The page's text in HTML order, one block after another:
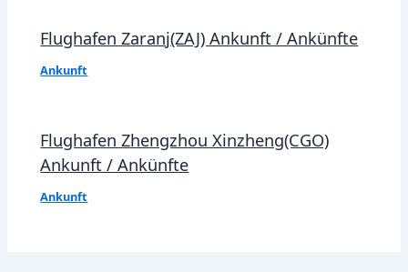
Flughafen Zaranj(ZAJ) Ankunft / Ankünfte
Ankunft
Flughafen Zhengzhou Xinzheng(CGO)
Ankunft / Ankünfte
Ankunft